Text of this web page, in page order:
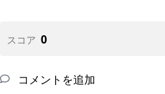
スコア 0
コメントを追加